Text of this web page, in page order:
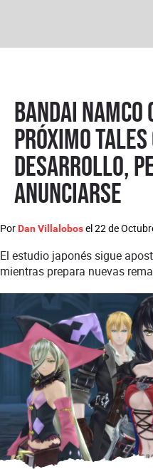
Bandai
próximo
desarrollo,
anunciarse
Por Dan Villalobosel22 de
El estudio japonés sigue
mientras prepara nuevas